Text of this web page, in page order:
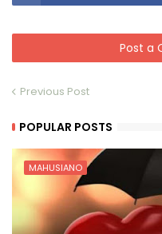
Post a
Previous Post
POPULAR POSTS
MAHUSIANO